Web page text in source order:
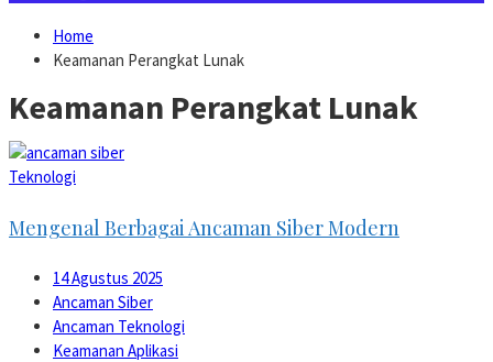
Home
Keamanan Perangkat Lunak
Keamanan Perangkat Lunak
Teknologi
Mengenal Berbagai Ancaman Siber Modern
14 Agustus 2025
Ancaman Siber
Ancaman Teknologi
Keamanan Aplikasi